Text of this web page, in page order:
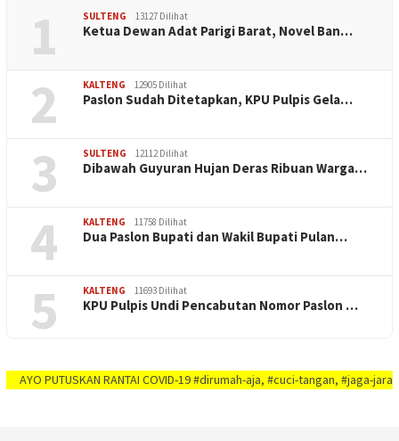
1 SULTENG 13127 Dilihat
Ketua Dewan Adat Parigi Barat, Novel Ban…
2 KALTENG 12905 Dilihat
Paslon Sudah Ditetapkan, KPU Pulpis Gela…
3 SULTENG 12112 Dilihat
Dibawah Guyuran Hujan Deras Ribuan Warga…
4 KALTENG 11758 Dilihat
Dua Paslon Bupati dan Wakil Bupati Pulan…
5 KALTENG 11693 Dilihat
KPU Pulpis Undi Pencabutan Nomor Paslon …
PUTUSKAN RANTAI COVID-19 #dirumah-aja, #cuci-tangan, #jaga-jarak,